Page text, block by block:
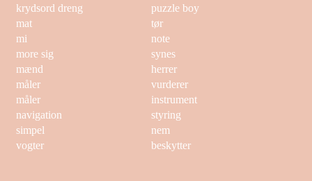
krydsord dreng
puzzle boy
mat
tør
mi
note
more sig
synes
mænd
herrer
måler
vurderer
måler
instrument
navigation
styring
simpel
nem
vogter
beskytter